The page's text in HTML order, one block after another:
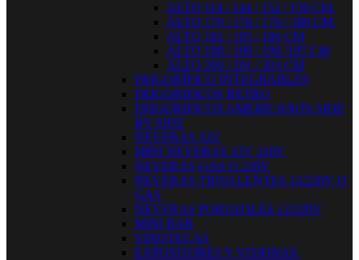
ALTO 114 / 144 / 152 / 159 CM.
ALTO 170 / 176 / 179 / 180 CM.
ALTO 181 / 185 / 186 CM
ALTO 188 / 189 / 190 /195 CM
ALTO 200 / 201 / 203 CM
FRIGORÍFICO INTEGRABLES
FRIGORIFICOS RETRO
FRIGORIFICOS AMERICANOS SIDE
BY SIDE
NEVERAS 12V
MINI NEVERAS 12V 220V
NEVERAS GAS O 220V
NEVERAS TRIVALENTES 12/220V O
GAS
NEVERAS PORTATILES 12/220V
MINI BAR
VINOTECAS
EXPOSITORES Y VITRINAS.